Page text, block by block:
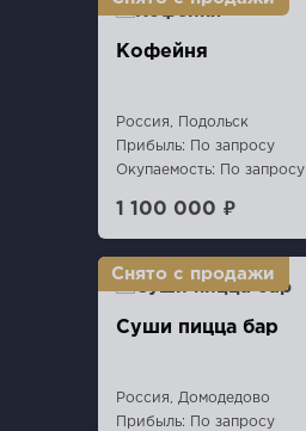
Кофейня
Россия, Подольск
Прибыль: По запросу
Окупаемость: По запросу
1 100 000 ₽
Суши пицца бар
Россия, Домодедово
Прибыль: По запросу